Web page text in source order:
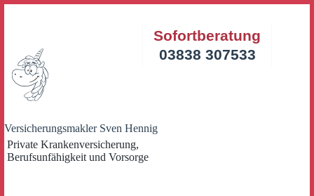
Versicherungsmakler Sven Hennig
Private Krankenversicherung,
Berufsunfähigkeit und Vorsorge
Sofortberatung
03838 307533